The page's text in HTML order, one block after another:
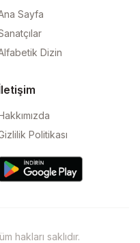
Sayfa
Dizin
Politikası
hakları saklıdır.